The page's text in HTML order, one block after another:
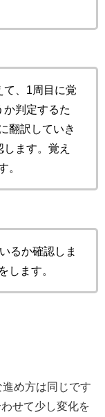
て、1周目に覚
か判定するた
翻訳していき
ます。覚え
。
るか確認しま
します。
め方は同じです
せて少し変化を